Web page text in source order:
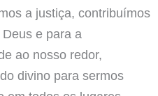
a justiça, contribuímos
e para a
ao nosso redor,
divino para sermos